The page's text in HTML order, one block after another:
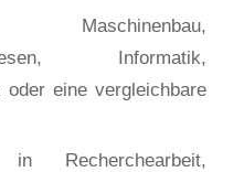
Informatik,
eine vergleichbare
Recherchearbeit,